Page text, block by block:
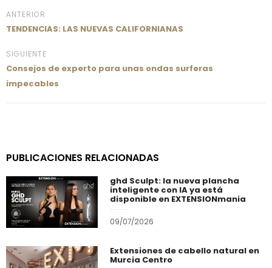
ANTERIOR
TENDENCIAS: LAS NUEVAS CALIFORNIANAS
SIGUIENTE
Consejos de experto para unas ondas surferas
impecables
PUBLICACIONES RELACIONADAS
ghd Sculpt: la nueva plancha
inteligente con IA ya está
disponible en EXTENSIONmania
09/07/2026
Extensiones de cabello natural en
Murcia Centro